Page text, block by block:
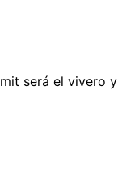
será el vivero y